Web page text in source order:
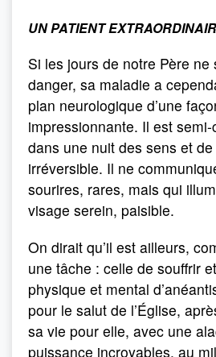
UN PATIENT
Si les jours de notre Père ne
danger, sa maladie a
plan neurologique d’une
impressionnante. Il est
dans une nuit des sens et de
irréversible. Il ne
sourires, rares, mais qui
visage serein, paisible.
On dirait qu’il est ailleurs,
une tâche : celle de souffrir
physique et mental
pour le salut de l’Église,
sa vie pour elle, avec une
puissance incroyables, au